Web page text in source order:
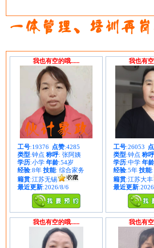
我也有空的哦......
工号:19376 点赞:4285
类型:钟点 称呼: 张阿姨
学历:小学 年龄:54岁
经验:8年 技能: 综合家务
籍贯:江苏无锡
最近更新:2026/8/6
我也有
工号:26053
类型:钟点 称呼
学历:中学 年龄
经验:5年 技能
籍贯:江苏大丰
最近更新
我也有空的哦...... 我也有